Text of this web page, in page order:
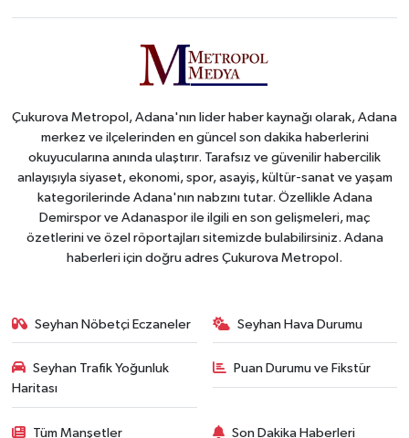
Çukurova Metropol, Adana'nın lider haber kaynağı olarak, Adana
merkez ve ilçelerinden en güncel son dakika haberlerini
okuyucularına anında ulaştırır. Tarafsız ve güvenilir habercilik
anlayışıyla siyaset, ekonomi, spor, asayiş, kültür-sanat ve yaşam
kategorilerinde Adana'nın nabzını tutar. Özellikle Adana
Demirspor ve Adanaspor ile ilgili en son gelişmeleri, maç
özetlerini ve özel röportajları sitemizde bulabilirsiniz. Adana
haberleri için doğru adres Çukurova Metropol.
Seyhan Nöbetçi Eczaneler Seyhan Hava Durumu
Seyhan Trafik Yoğunluk
Haritası
Puan Durumu ve Fikstür
Tüm Manşetler Son Dakika Haberleri